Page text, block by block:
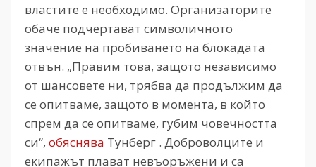
властите е необходимо. Организаторите
обаче подчертават символичното
значение на пробиването на блокадата
отвън. „Правим това, защото независимо
от шансовете ни, трябва да продължим да
се опитваме, защото в момента, в който
спрем да се опитваме, губим човечността
си“, обяснява Тунберг . Доброволците и
екипажът плават невъоръжени и са